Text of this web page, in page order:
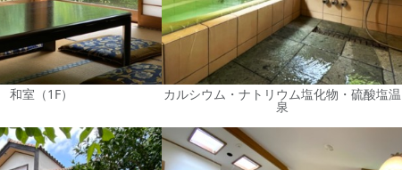
和室（1F） カルシウム・ナトリウム塩化物・硫酸塩温
泉